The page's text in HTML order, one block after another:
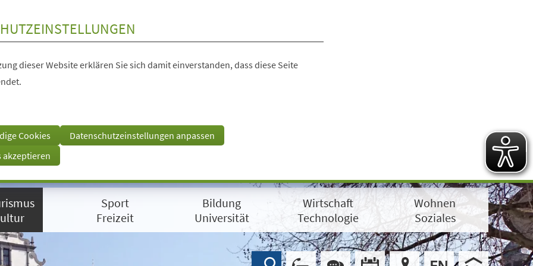
dieser Website erklären Sie sich damit einverstanden, dass diese Seite
Cookies
Datenschutzeinstellungen anpassen
akzeptieren
Sport
Freizeit
Bildung
Universität
Wirtschaft
Technologie
Wohnen
Soziales